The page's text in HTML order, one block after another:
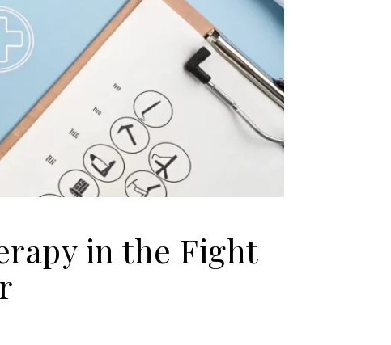
in the Fight